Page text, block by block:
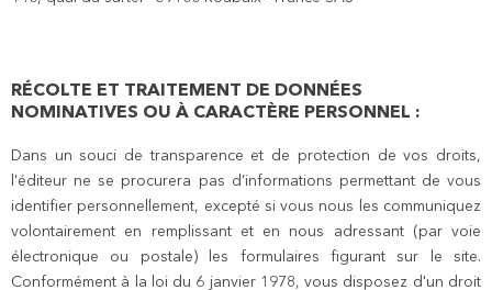
RÉCOLTE ET TRAITEMENT DE DONNÉES
NOMINATIVES OU À CARACTÈRE PERSONNEL :
Dans un souci de transparence et de protection de vos droits,
l'éditeur ne se procurera pas d’informations permettant de vous
identifier personnellement, excepté si vous nous les communiquez
volontairement en remplissant et en nous adressant (par voie
électronique ou postale) les formulaires figurant sur le site.
Conformément à la loi du 6 janvier 1978, vous disposez d'un droit